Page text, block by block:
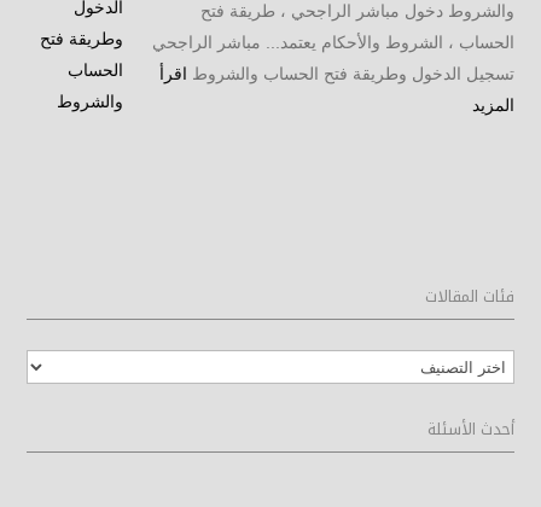
والشروط دخول مباشر الراجحي ، طريقة فتح
الحساب ، الشروط والأحكام يعتمد... مباشر الراجحي
تسجيل الدخول وطريقة فتح الحساب والشروط اقرأ
المزيد
فئات المقالات
فئات
المقالات
أحدث الأسئلة